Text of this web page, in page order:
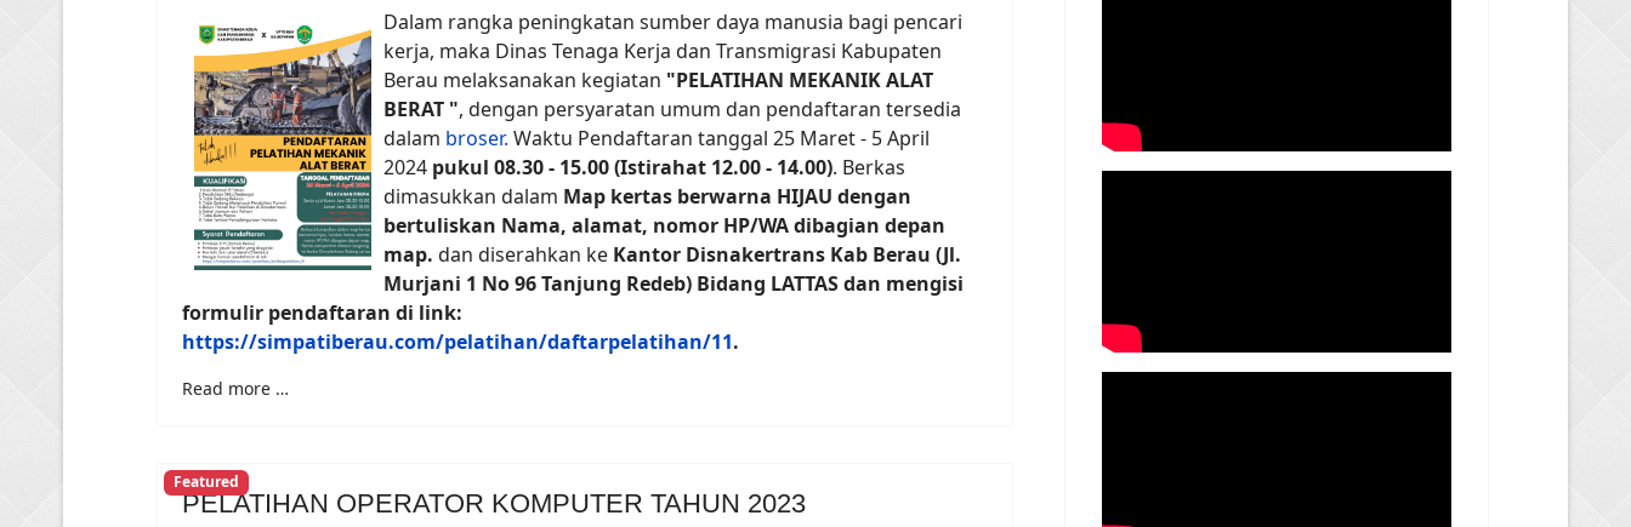
Dalam rangka peningkatan sumber daya manusia bagi pencari
kerja, maka Dinas Tenaga Kerja dan Transmigrasi Kabupaten
Berau melaksanakan kegiatan "PELATIHAN MEKANIK ALAT
BERAT ", dengan persyaratan umum dan pendaftaran tersedia
dalam broser. Waktu Pendaftaran tanggal 25 Maret - 5 April
2024 pukul 08.30 - 15.00 (Istirahat 12.00 - 14.00). Berkas
dimasukkan dalam Map kertas berwarna HIJAU dengan
bertuliskan Nama, alamat, nomor HP/WA dibagian depan
map. dan diserahkan ke Kantor Disnakertrans Kab Berau (Jl.
Murjani 1 No 96 Tanjung Redeb) Bidang LATTAS dan mengisi
formulir pendaftaran di link:
https://simpatiberau.com/pelatihan/daftarpelatihan/11.
Read more …
Featured
PELATIHAN OPERATOR KOMPUTER TAHUN 2023